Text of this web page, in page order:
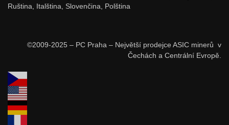
Ruština, Italština, Slovenčina, Polština
©2009-2025 – PC Praha – Největší prodejce ASIC minerů v
Čechách a Centrální Evropě.